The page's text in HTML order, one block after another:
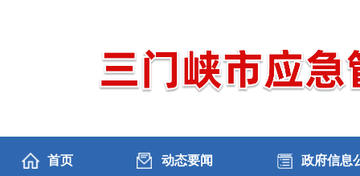
首页 动态要闻 政府信息